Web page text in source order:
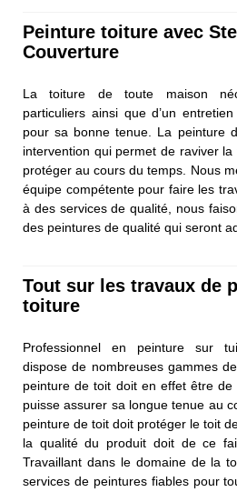
Peinture toiture avec
Couverture
La toiture de toute maison
particuliers ainsi que d’un
pour sa bonne tenue. La peinture
intervention qui permet de raviver
protéger au cours du temps. Nous
équipe compétente pour faire les
à des services de qualité, nous
des peintures de qualité qui seront
Tout sur les travaux de
toiture
Professionnel en peinture sur
dispose de nombreuses gammes
peinture de toit doit en effet être de
puisse assurer sa longue tenue au
peinture de toit doit protéger le toit
la qualité du produit doit de ce
Travaillant dans le domaine de la
services de peintures fiables pour